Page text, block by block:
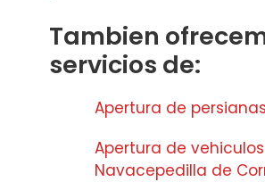
Tambien
servicios de:
Apertura de
Apertura de vehiculos
Navacepedilla de